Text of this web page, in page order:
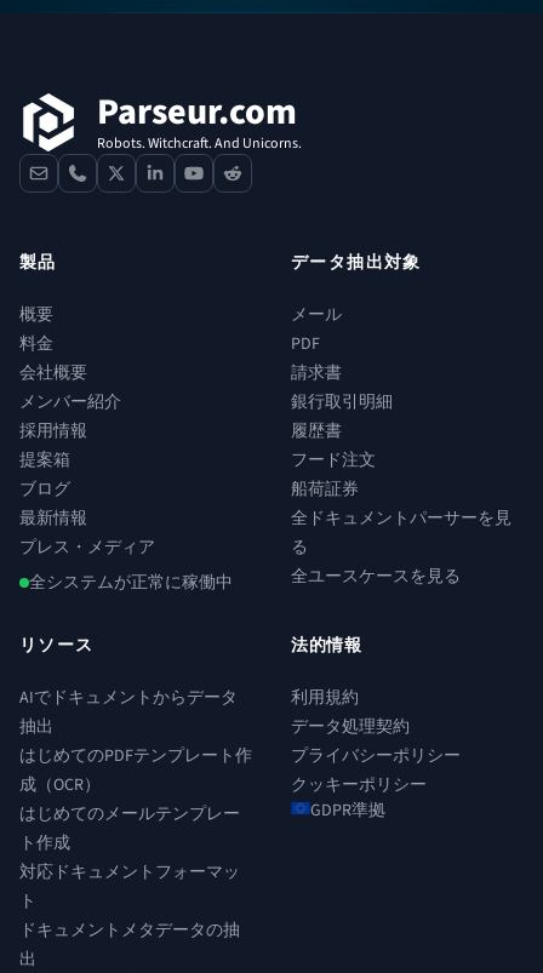
Parseur.com
Robots. Witchcraft. And Unicorns.
contactphone
x linkedinyoutube
reddit
製品
概要
料金
会社概要
メンバー紹介
採用情報
提案箱
ブログ
最新情報
プレス・メディア
全システムが正常に稼働中
データ抽出対象
メール
PDF
請求書
銀行取引明細
履歴書
フード注文
船荷証券
全ドキュメントパーサーを見
る
全ユースケースを見る
リソース
AIでドキュメントからデータ
抽出
はじめてのPDFテンプレート作
成（OCR）
はじめてのメールテンプレー
ト作成
対応ドキュメントフォーマッ
ト
ドキュメントメタデータの抽
出
法的情報
利用規約
データ処理契約
プライバシーポリシー
クッキーポリシー
GDPR準拠